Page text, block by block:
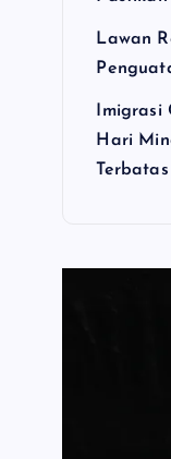
Lawan
Hari
Terbatas